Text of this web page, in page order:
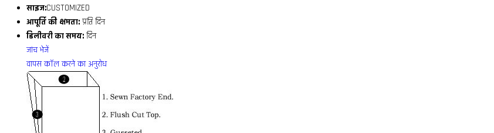
साइज:CUSTOMIZED
आपूर्ति की क्षमता: प्रति दिन
डिलीवरी का समय: दिन
जांच भेजें
वापस कॉल करने का अनुरोध